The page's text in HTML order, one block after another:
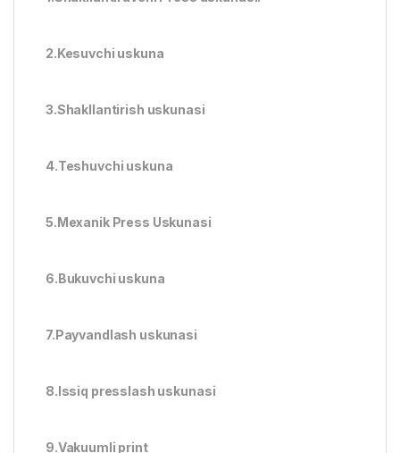
2.Kesuvchi uskuna
3.Shakllantirish uskunasi
4.Teshuvchi uskuna
5.Mexanik Press Uskunasi
6.Bukuvchi uskuna
7.Payvandlash uskunasi
8.Issiq presslash uskunasi
9.Vakuumli print